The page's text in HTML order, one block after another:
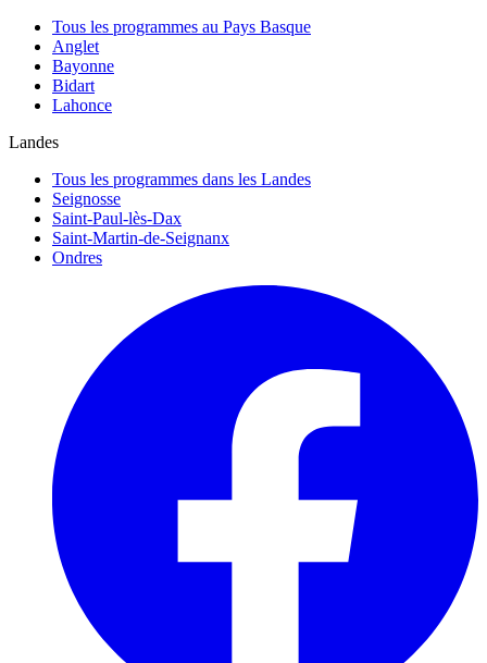
Tous les programmes au Pays Basque
Anglet
Bayonne
Bidart
Lahonce
Landes
Tous les programmes dans les Landes
Seignosse
Saint-Paul-lès-Dax
Saint-Martin-de-Seignanx
Ondres